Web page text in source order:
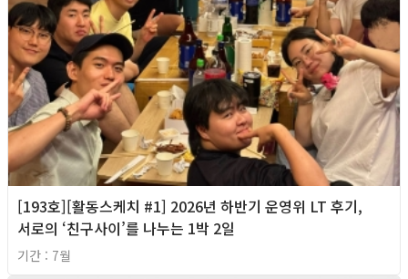
[193호][활동스케치 #1] 2026년 하반기 운영위 LT 후기,
서로의 ‘친구사이’를 나누는 1박 2일
기간 : 7월